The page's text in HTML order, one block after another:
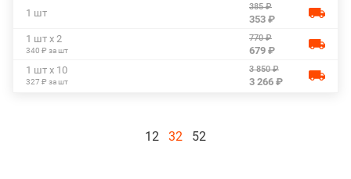
1 шт
385 ₽
353 ₽
1 шт х 2
340 ₽ за шт
770 ₽
679 ₽
1 шт х 10
327 ₽ за шт
3 850 ₽
3 266 ₽
12 32 52